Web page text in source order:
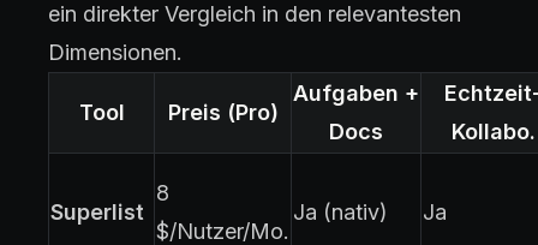
ein direkter Vergleich in den relevantesten
Dimensionen.
Tool Preis (Pro)
Aufgaben +
Docs
Kollabo.
Superlist
8
$/Nutzer/Mo.
Ja (nativ) Ja